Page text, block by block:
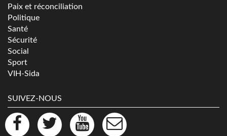
Paix et réconciliation
Politique
Santé
Sécurité
Social
Sport
VIH-Sida
SUIVEZ-NOUS